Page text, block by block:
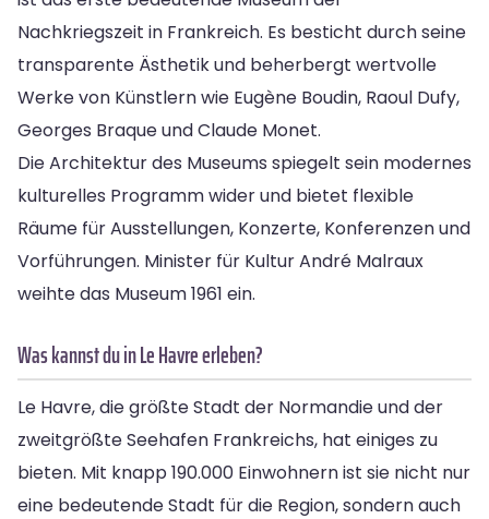
Nachkriegszeit in Frankreich. Es besticht durch seine
transparente Ästhetik und beherbergt wertvolle
Werke von Künstlern wie Eugène Boudin, Raoul Dufy,
Georges Braque und Claude Monet.
Die Architektur des Museums spiegelt sein modernes
kulturelles Programm wider und bietet flexible
Räume für Ausstellungen, Konzerte, Konferenzen und
Vorführungen. Minister für Kultur André Malraux
weihte das Museum 1961 ein.
Was kannst du in Le Havre erleben?
Le Havre, die größte Stadt der Normandie und der
zweitgrößte Seehafen Frankreichs, hat einiges zu
bieten. Mit knapp 190.000 Einwohnern ist sie nicht nur
eine bedeutende Stadt für die Region, sondern auch